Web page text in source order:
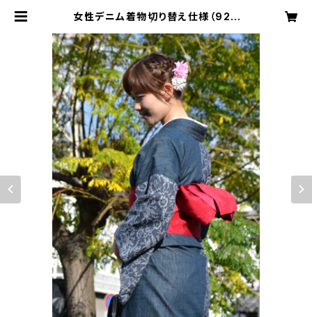
女性デニム着物切り替え仕様（924